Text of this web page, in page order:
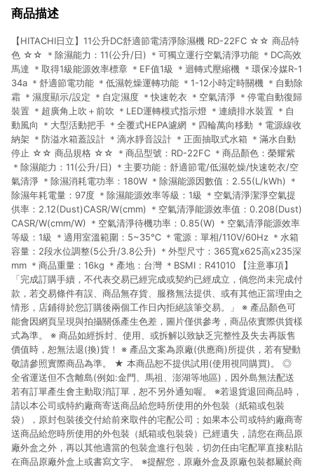
商品描述
【HITACHI日立】11公升DC舒適節電清淨除濕機 RD-22FC ☆☆ 商品特
色 ☆☆ ＊除濕能力：11(公升/日) ＊可獨立運行空氣清淨功能 ＊DC高效
馬達 ＊取得1級能源效率標章 ＊EF值1級 ＊迴轉式壓縮機 ＊環保冷媒R-1
34a ＊舒適節電功能 ＊低濕乾燥運轉功能 ＊1-12小時定時關機 ＊自動除
霜 ＊濕度顯示/設定 ＊自定濕度 ＊快速乾衣 ＊空氣清淨 ＊停電自動復歸
裝置 ＊超廣角上吹＋前吹 ＊LED運轉模式指示燈 ＊連續排水裝置 ＊自
動風向 ＊大型活動把手 ＊全覆式HEPA濾網 ＊四輪萬向移動 ＊電源線收
納架 ＊防溢水箱蓋設計 ＊滴水靜音設計 ＊正面抽取式水箱 ＊滿水自動
停止 ☆☆ 商品規格 ☆☆ ＊商品型號：RD-22FC ＊商品顏色：榮耀紫
＊除濕能力：11(公升/日) ＊主要功能：舒適節電/低濕乾燥/快速乾衣/空
氣清淨 ＊除濕消耗電功率：180W ＊除濕能源因數值：2.55(L/kWh) ＊
除濕年耗電量：97度 ＊除濕能源效率等級：1級 ＊空氣清淨潔淨空氣提
供率：2.12(Dust)CASR/W(cmm) ＊空氣清淨能源效率值：0.208(Dust)
CASR/W(cmm/W) ＊空氣清淨待機功率：0.85(W) ＊空氣清淨能源效率
等級：1級 ＊適用室溫範圍：5~35℃ ＊電源：單相/110V/60Hz ＊水箱
容量：2段水位調整(5公升/3.8公升) ＊外型尺寸：365寬x625高x235深
mm ＊商品重量：16kg ＊產地：台灣 ＊BSMI：R41010 【注意事項】
「完成訂購手續，不代表交易已經完成或契約已經成立，倘您尚未完成付
款，若交易條件有誤、商品無存貨、服務無法提供、或有其他正當理由之
情形，店鋪得於您訂購後兩個工作日內拒絕該筆交易。」 ※ 產品顏色可
能會因網頁呈現與拍攝關係產生色差，圖片僅供參考，商品依實際供貨樣
式為準。 ※ 商品如經拆封、使用、或拆解以致缺乏完整性及失去再販售
價值時，恕無法退(換)貨！ ※ 產品文案為原廠(供應商)所提供，若有變動
敬請參照實際商品為準。 ★ 本商品恕不提供試用(使用視同購買)。 ◎
全省運送但不含離島(例如:金門、馬祖、澎湖等地區)，因外島無法配送
若有訂單產生會主動取消訂單，恕不另外通知喔。 ※若退貨退回商品時，
請以本公司或特約廠商寄送商品給您時所使用的外包裝（紙箱或包裝
袋），原封包裝後交付給前來取件的宅配公司；如果本公司或特約廠商寄
送商品給您時所使用的外包裝（紙箱或包裝袋）已經遺失，請您在商品原
廠外盒之外，再以其他適當的包裝盒進行包裝，切勿任由宅配單直接粘貼
在商品原廠外盒上或書寫文字。 ※提醒您，原廠外盒及原廠包裝都屬於商